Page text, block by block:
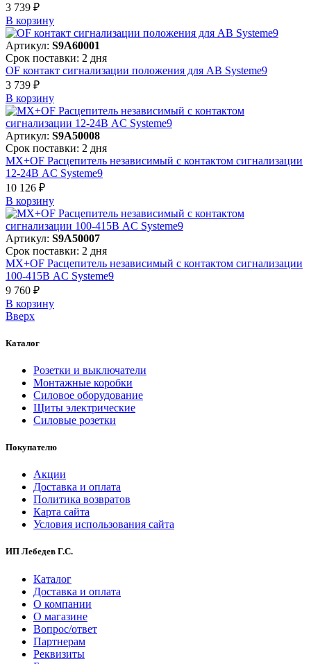
3 739 ₽
В корзинy
Артикул: S9A60001
Срок поставки: 2 дня
OF контакт сигнализации положения для АВ Systeme9
3 739 ₽
В корзинy
Артикул: S9A50008
Срок поставки: 2 дня
MX+OF Расцепитель независимый с контактом сигнализации
12-24В AC Systeme9
10 126 ₽
В корзинy
Артикул: S9A50007
Срок поставки: 2 дня
MX+OF Расцепитель независимый с контактом сигнализации
100-415В AC Systeme9
9 760 ₽
В корзинy
Вверх
Каталог
Розетки и выключатели
Монтажные коробки
Силовое оборудование
Щиты электрические
Силовые розетки
Покупателю
Акции
Доставка и оплата
Политика возвратов
Карта сайта
Условия использования сайта
ИП Лебедев Г.С.
Каталог
Доставка и оплата
О компании
О магазине
Вопрос/ответ
Партнерам
Реквизиты